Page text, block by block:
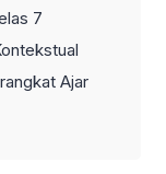
7
Ajar